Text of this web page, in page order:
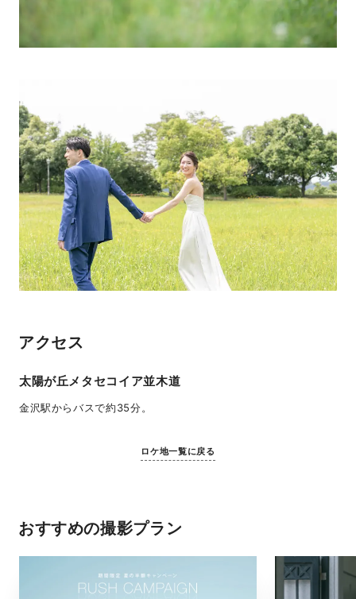
アクセス
太陽が丘メタセコイア並木道
金沢駅からバスで約35分。
ロケ地一覧に戻る
おすすめの撮影プラン